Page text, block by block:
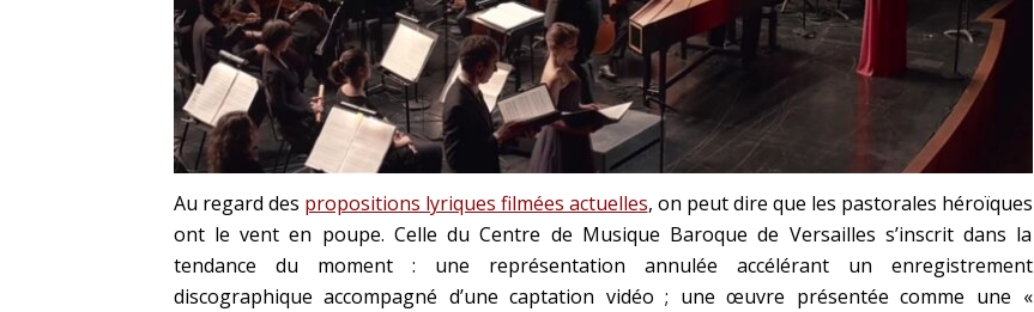
Au regard des propositions lyriques filmées actuelles, on peut dire que les pastorales héroïques
ont le vent en poupe. Celle du Centre de Musique Baroque de Versailles s’inscrit dans la
tendance du moment : une représentation annulée accélérant un enregistrement
discographique accompagné d’une captation vidéo ; une œuvre présentée comme une «